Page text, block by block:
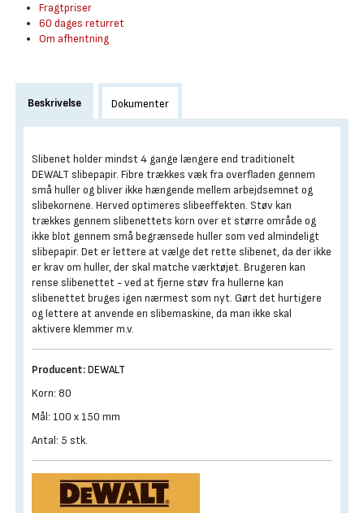
Fragtpriser
60 dages returret
Om afhentning
Beskrivelse Dokumenter
Slibenet holder mindst 4 gange længere end traditionelt
DEWALT slibepapir. Fibre trækkes væk fra overfladen gennem
små huller og bliver ikke hængende mellem arbejdsemnet og
slibekornene. Herved optimeres slibeeffekten. Støv kan
trækkes gennem slibenettets korn over et større område og
ikke blot gennem små begrænsede huller som ved almindeligt
slibepapir. Det er lettere at vælge det rette slibenet, da der ikke
er krav om huller, der skal matche værktøjet. Brugeren kan
rense slibenettet - ved at fjerne støv fra hullerne kan
slibenettet bruges igen nærmest som nyt. Gørt det hurtigere
og lettere at anvende en slibemaskine, da man ikke skal
aktivere klemmer m.v.
Producent:DEWALT
Korn: 80
Mål: 100 x 150 mm
Antal: 5 stk.